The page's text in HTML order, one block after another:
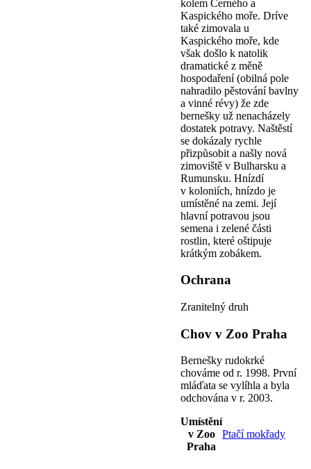
kolem Černého a
Kaspického moře. Dríve
také zimovala u
Kaspického moře, kde
však došlo k natolik
dramatické z měně
hospodaření (obilná pole
nahradilo pěstování bavlny
a vinné révy) že zde
bernešky už nenacházely
dostatek potravy. Naštěstí
se dokázaly rychle
přizpůsobit a našly nová
zimoviště v Bulharsku a
Rumunsku. Hnízdí
v koloniích, hnízdo je
umístěné na zemi. Její
hlavní potravou jsou
semena i zelené části
rostlin, které oštipuje
krátkým zobákem.
Ochrana
Zranitelný druh
Chov v Zoo Praha
Bernešky rudokrké
chováme od r. 1998. První
mláďata se vylíhla a byla
odchována v r. 2003.
Umístění
v Zoo
Praha
Ptačí mokřady